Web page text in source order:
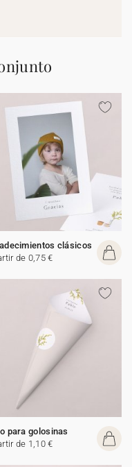
clásicos
de 0,75 €
para golosinas
de 1,10 €